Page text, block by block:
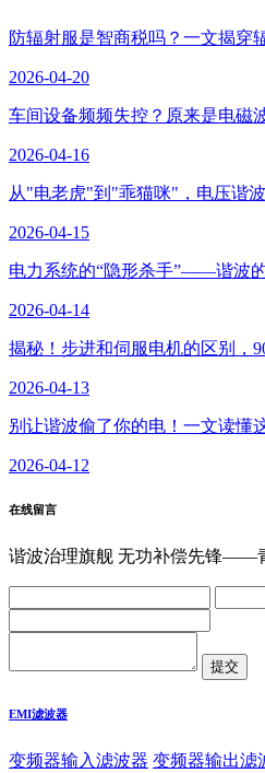
防辐射服是智商税吗？一文揭穿
2026-04-20
车间设备频频失控？原来是电磁
2026-04-16
从"电老虎"到"乖猫咪"，电压谐
2026-04-15
电力系统的“隐形杀手”——谐波
2026-04-14
揭秘！步进和伺服电机的区别，
2026-04-13
别让谐波偷了你的电！一文读懂
2026-04-12
在线留言
谐波治理旗舰 无功补偿先锋——
EMI滤波器
变频器输入滤波器 变频器输出滤